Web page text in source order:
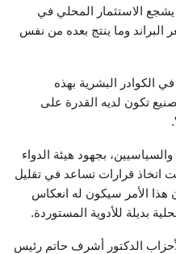
يشجع الاستثمار المحلي في
البراند وما ينتج بعده من نفس
الكوادر البشرية بهذه
تكون لديه القدرة على
بجهود هيئة الدواء
اتخاذ قرارات تساعد في تقليل
هذا الأمر سيكون له انعكاس
بديلة للأدوية المستوردة.
الدكتور أشرف حاتم رئيس